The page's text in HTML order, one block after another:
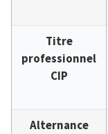
Titre
professionnel
CIP
Alternance